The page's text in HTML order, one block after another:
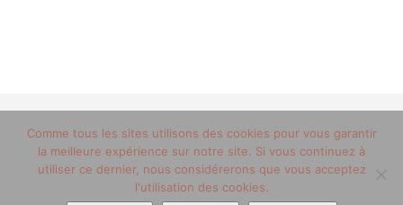
© 2012-2020 copyright trucsdemec.fr - blog lifestyle
masculin/Tous droits réservés
Mentions Légales
Comme tous les sites utilisons des cookies pour vous garantir
la meilleure expérience sur notre site. Si vous continuez à
utiliser ce dernier, nous considérerons que vous acceptez
l'utilisation des cookies.